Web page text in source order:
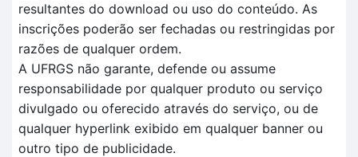
resultantes do download ou uso do conteúdo. As
inscrições poderão ser fechadas ou restringidas por
razões de qualquer ordem.
A UFRGS não garante, defende ou assume
responsabilidade por qualquer produto ou serviço
divulgado ou oferecido através do serviço, ou de
qualquer hyperlink exibido em qualquer banner ou
outro tipo de publicidade.